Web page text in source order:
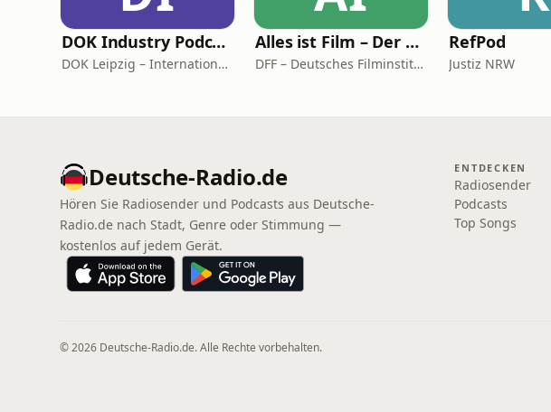
DOK Industry Podcast
DOK Leipzig – International Leipzig Festival for Documentary and Animated Film
Alles ist Film – Der Podcast des DFF
DFF – Deutsches Filminstitut & Filmmuseum
RefPod
Justiz NRW
Deutsche-Radio.de
Hören Sie Radiosender und Podcasts aus Deutsche-
Radio.de nach Stadt, Genre oder Stimmung —
kostenlos auf jedem Gerät.
ENTDECKEN
Radiosender
Podcasts
Top Songs
© 2026 Deutsche-Radio.de. Alle Rechte vorbehalten.